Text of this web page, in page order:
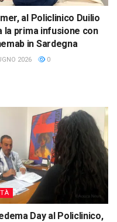
al Policlinico Duilio
la prima infusione con
in Sardegna
2026 0
Day al Policlinico,